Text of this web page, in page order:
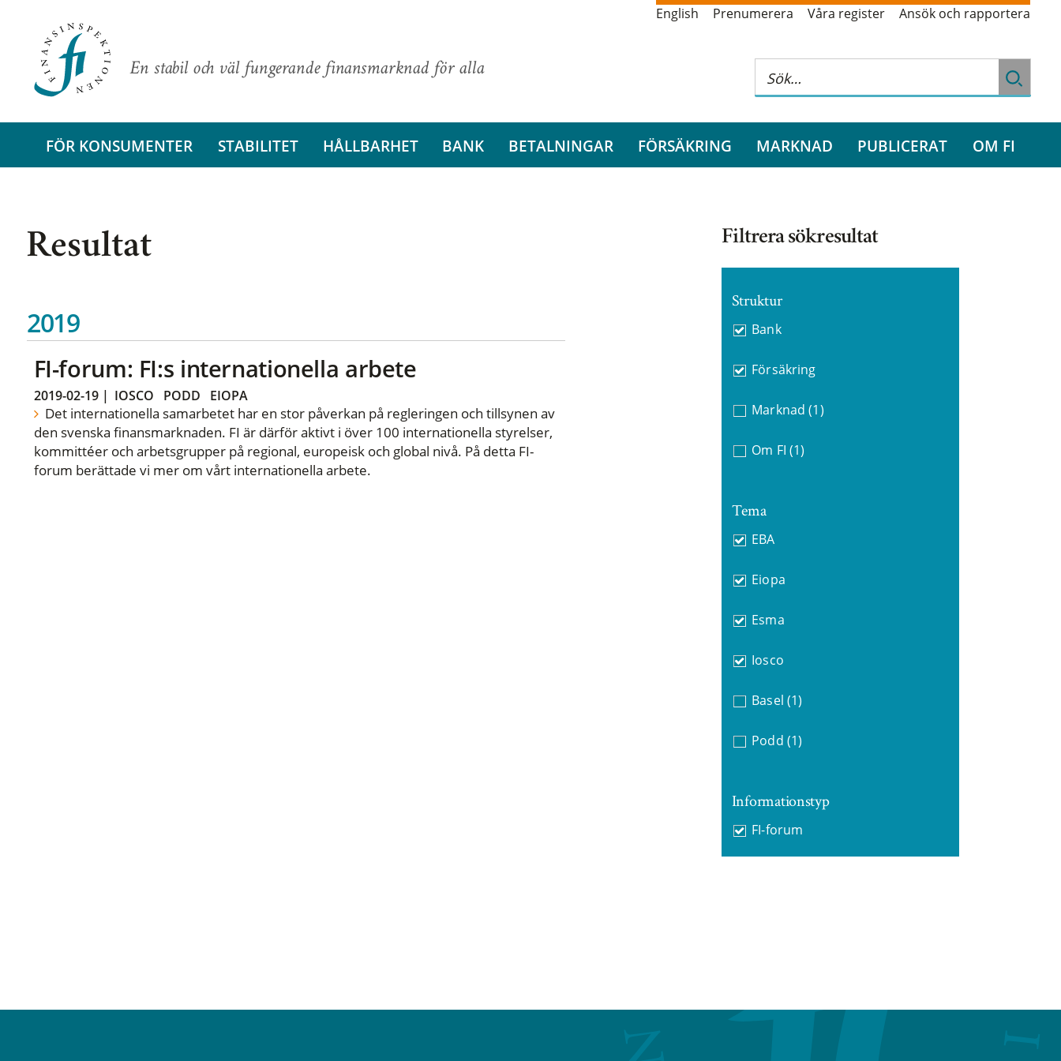
En stabil och väl fungerande finansmarknad för alla
English Prenumerera Våra register Ansök och rapportera
FÖR KONSUMENTER STABILITET HÅLLBARHET BANK BETALNINGAR FÖRSÄKRING MARKNAD PUBLICERAT OM FI
Resultat
2019
FI-forum: FI:s internationella arbete
2019-02-19| IOSCO PODD EIOPA
Det internationella samarbetet har en stor påverkan på regleringen och tillsynen av
den svenska finansmarknaden. FI är därför aktivt i över 100 internationella styrelser,
kommittéer och arbetsgrupper på regional, europeisk och global nivå. På detta FI-
forum berättade vi mer om vårt internationella arbete.
Filtrera sökresultat
Struktur
Bank
Försäkring
Marknad (1)
Om FI (1)
Tema
EBA
Eiopa
Esma
Iosco
Basel (1)
Podd (1)
Informationstyp
FI-forum